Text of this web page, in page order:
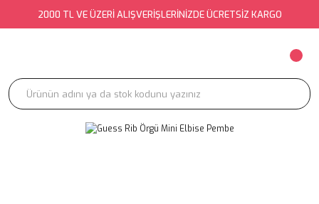
2000 TL VE ÜZERİ ALIŞVERİŞLERİNİZDE ÜCRETSİZ KARGO